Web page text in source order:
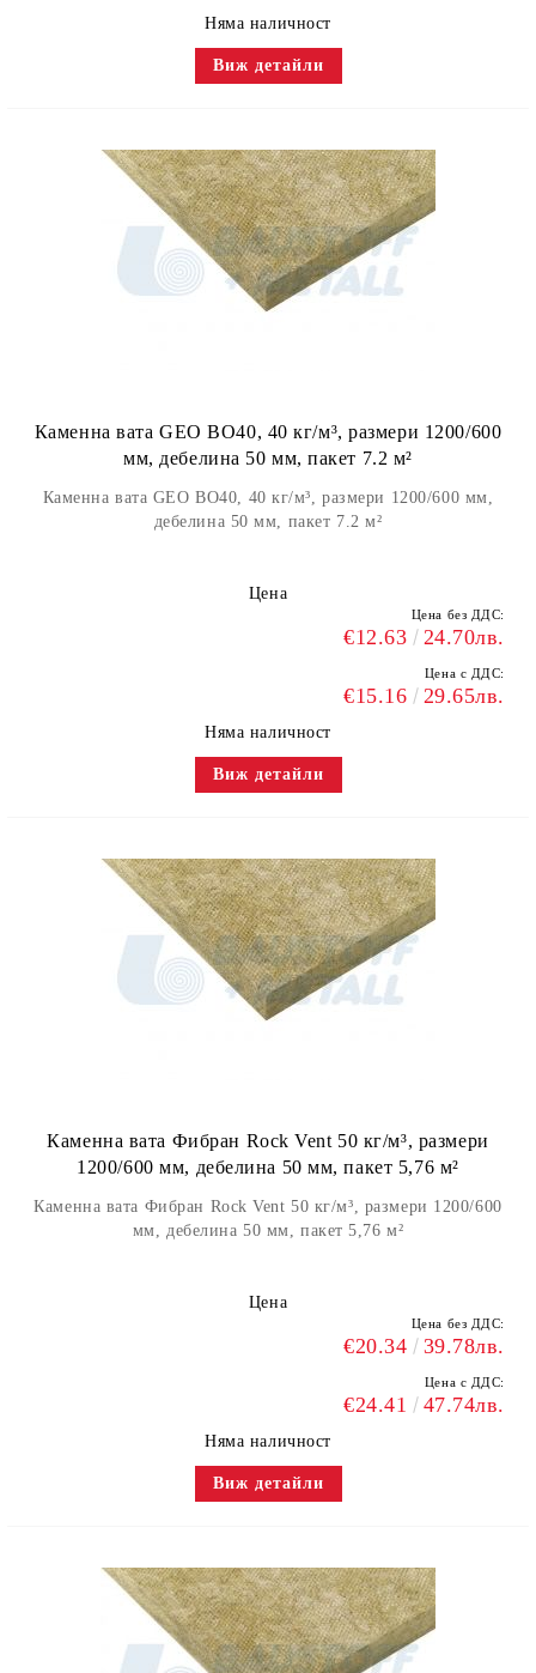
Няма наличност
Виж детайли
Каменна вата GEO BО40, 40 кг/м³, размери 1200/600
мм, дебелина 50 мм, пакет 7.2 м²
Каменна вата GEO BО40, 40 кг/м³, размери 1200/600 мм,
дебелина 50 мм, пакет 7.2 м²
Цена
Цена без ДДС:
€12.63 24.70лв.
Цена с ДДС:
€15.16 29.65лв.
Няма наличност
Виж детайли
Каменна вата Фибран Rock Vent 50 кг/м³, размери
1200/600 мм, дебелина 50 мм, пакет 5,76 м²
Каменна вата Фибран Rock Vent 50 кг/м³, размери 1200/600
мм, дебелина 50 мм, пакет 5,76 м²
Цена
Цена без ДДС:
€20.34 39.78лв.
Цена с ДДС:
€24.41 47.74лв.
Няма наличност
Виж детайли